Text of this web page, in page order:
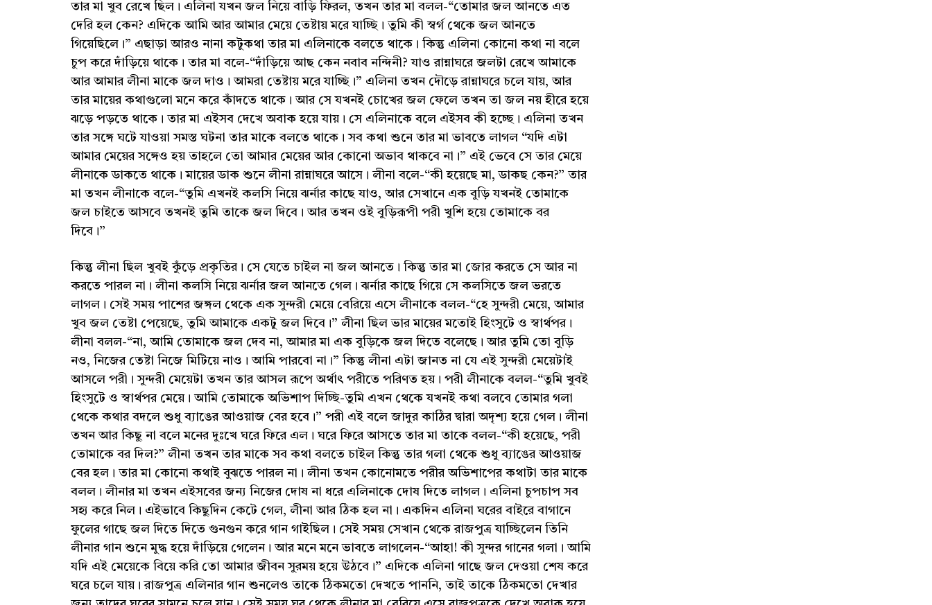
তার মা খুব রেখে ছিল। এলিনা যখন জল নিয়ে বাড়ি ফিরল, তখন তার মা বলল-“তোমার জল আনতে এত
দেরি হল কেন? এদিকে আমি আর আমার মেয়ে তেষ্টায় মরে যাচ্ছি। তুমি কী স্বর্গ থেকে জল আনতে
গিয়েছিলে।” এছাড়া আরও নানা কটুকথা তার মা এলিনাকে বলতে থাকে। কিন্তু এলিনা কোনো কথা না বলে
চুপ করে দাঁড়িয়ে থাকে। তার মা বলে-“দাঁড়িয়ে আছ কেন নবাব নন্দিনী? যাও রান্নাঘরে জলটা রেখে আমাকে
আর আমার লীনা মাকে জল দাও। আমরা তেষ্টায় মরে যাচ্ছি।” এলিনা তখন দৌড়ে রান্নাঘরে চলে যায়, আর
তার মায়ের কথাগুলো মনে করে কাঁদতে থাকে। আর সে যখনই চোখের জল ফেলে তখন তা জল নয় হীরে হয়ে
ঝড়ে পড়তে থাকে। তার মা এইসব দেখে অবাক হয়ে যায়। সে এলিনাকে বলে এইসব কী হচ্ছে। এলিনা তখন
তার সঙ্গে ঘটে যাওয়া সমস্ত ঘটনা তার মাকে বলতে থাকে। সব কথা শুনে তার মা ভাবতে লাগল “যদি এটা
আমার মেয়ের সঙ্গেও হয় তাহলে তো আমার মেয়ের আর কোনো অভাব থাকবে না।” এই ভেবে সে তার মেয়ে
লীনাকে ডাকতে থাকে। মায়ের ডাক শুনে লীনা রান্নাঘরে আসে। লীনা বলে-“কী হয়েছে মা, ডাকছ কেন?” তার
মা তখন লীনাকে বলে-“তুমি এখনই কলসি নিয়ে ঝর্নার কাছে যাও, আর সেখানে এক বুড়ি যখনই তোমাকে
জল চাইতে আসবে তখনই তুমি তাকে জল দিবে। আর তখন ওই বুড়িরূপী পরী খুশি হয়ে তোমাকে বর
দিবে।”
কিন্তু লীনা ছিল খুবই কুঁড়ে প্রকৃতির। সে যেতে চাইল না জল আনতে। কিন্তু তার মা জোর করতে সে আর না
করতে পারল না। লীনা কলসি নিয়ে ঝর্নার জল আনতে গেল। ঝর্নার কাছে গিয়ে সে কলসিতে জল ভরতে
লাগল। সেই সময় পাশের জঙ্গল থেকে এক সুন্দরী মেয়ে বেরিয়ে এসে লীনাকে বলল-“হে সুন্দরী মেয়ে, আমার
খুব জল তেষ্টা পেয়েছে, তুমি আমাকে একটু জল দিবে।” লীনা ছিল ভার মায়ের মতোই হিংসুটে ও স্বার্থপর।
লীনা বলল-“না, আমি তোমাকে জল দেব না, আমার মা এক বুড়িকে জল দিতে বলেছে। আর তুমি তো বুড়ি
নও, নিজের তেষ্টা নিজে মিটিয়ে নাও। আমি পারবো না।” কিন্তু লীনা এটা জানত না যে এই সুন্দরী মেয়েটাই
আসলে পরী। সুন্দরী মেয়েটা তখন তার আসল রূপে অর্থাৎ পরীতে পরিণত হয়। পরী লীনাকে বলল-“তুমি খুবই
হিংসুটে ও স্বার্থপর মেয়ে। আমি তোমাকে অভিশাপ দিচ্ছি-তুমি এখন থেকে যখনই কথা বলবে তোমার গলা
থেকে কথার বদলে শুধু ব্যাঙের আওয়াজ বের হবে।” পরী এই বলে জাদুর কাঠির দ্বারা অদৃশ্য হয়ে গেল। লীনা
তখন আর কিছু না বলে মনের দুঃখে ঘরে ফিরে এল। ঘরে ফিরে আসতে তার মা তাকে বলল-“কী হয়েছে, পরী
তোমাকে বর দিল?” লীনা তখন তার মাকে সব কথা বলতে চাইল কিন্তু তার গলা থেকে শুধু ব্যাঙের আওয়াজ
বের হল। তার মা কোনো কথাই বুঝতে পারল না। লীনা তখন কোনোমতে পরীর অভিশাপের কথাটা তার মাকে
বলল। লীনার মা তখন এইসবের জন্য নিজের দোষ না ধরে এলিনাকে দোষ দিতে লাগল। এলিনা চুপচাপ সব
সহ্য করে নিল। এইভাবে কিছুদিন কেটে গেল, লীনা আর ঠিক হল না। একদিন এলিনা ঘরের বাইরে বাগানে
ফুলের গাছে জল দিতে দিতে গুনগুন করে গান গাইছিল। সেই সময় সেখান থেকে রাজপুত্র যাচ্ছিলেন তিনি
লীনার গান শুনে মুদ্ধ হয়ে দাঁড়িয়ে গেলেন। আর মনে মনে ভাবতে লাগলেন-“আহা! কী সুন্দর গানের গলা। আমি
যদি এই মেয়েকে বিয়ে করি তো আমার জীবন সুরময় হয়ে উঠবে।” এদিকে এলিনা গাছে জল দেওয়া শেষ করে
ঘরে চলে যায়। রাজপুত্র এলিনার গান শুনলেও তাকে ঠিকমতো দেখতে পাননি, তাই তাকে ঠিকমতো দেখার